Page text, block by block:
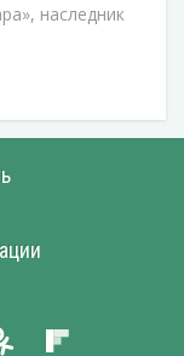
наследник